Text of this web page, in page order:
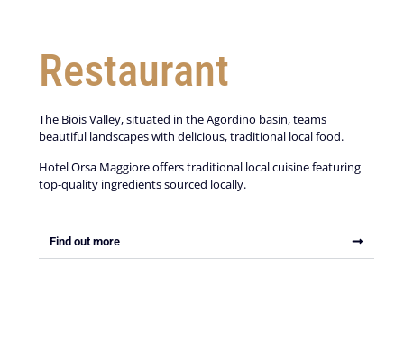
Restaurant
The Biois Valley, situated in the Agordino basin, teams
beautiful landscapes with delicious, traditional local food.
Hotel Orsa Maggiore offers traditional local cuisine featuring
top-quality ingredients sourced locally.
Find out more